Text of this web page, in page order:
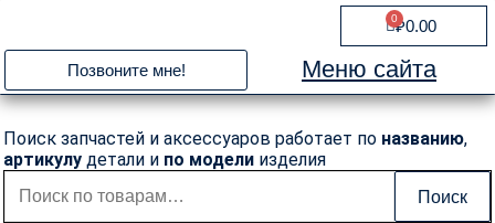
содержимому
₽0.00
0
Cart
Позвоните мне! Меню сайта
Поиск запчастей и аксессуаров работает по названию,
артикулу детали и по модели изделия
Искать:
Поиск